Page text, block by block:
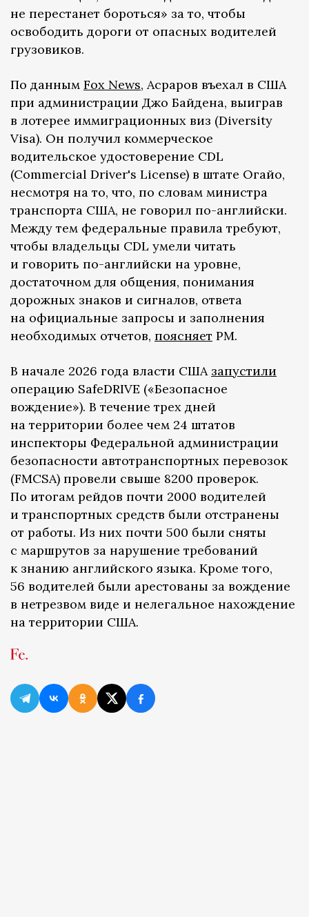
не перестанет бороться» за то, чтобы
освободить дороги от опасных водителей
грузовиков.
По данным Fox News, Асраров въехал в США
при администрации Джо Байдена, выиграв
в лотерее иммиграционных виз (Diversity
Visa). Он получил коммерческое
водительское удостоверение CDL
(Commercial Driver's License) в штате Огайо,
несмотря на то, что, по словам министра
транспорта США, не говорил по-английски.
Между тем федеральные правила требуют,
чтобы владельцы CDL умели читать
и говорить по-английски на уровне,
достаточном для общения, понимания
дорожных знаков и сигналов, ответа
на официальные запросы и заполнения
необходимых отчетов, поясняет PM.
В начале 2026 года власти США запустили
операцию SafeDRIVE («Безопасное
вождение»). В течение трех дней
на территории более чем 24 штатов
инспекторы Федеральной администрации
безопасности автотранспортных перевозок
(FMCSA) провели свыше 8200 проверок.
По итогам рейдов почти 2000 водителей
и транспортных средств были отстранены
от работы. Из них почти 500 были сняты
с маршрутов за нарушение требований
к знанию английского языка. Кроме того,
56 водителей были арестованы за вождение
в нетрезвом виде и нелегальное нахождение
на территории США.